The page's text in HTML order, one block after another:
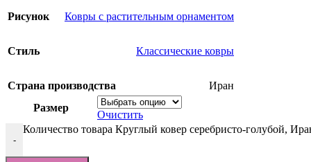
Рисунок Ковры с растительным орнаментом
Стиль Классические ковры
Страна производства
Иран
Размер
Очистить
-
Количество товара Круглый ковер серебристо-голубой,